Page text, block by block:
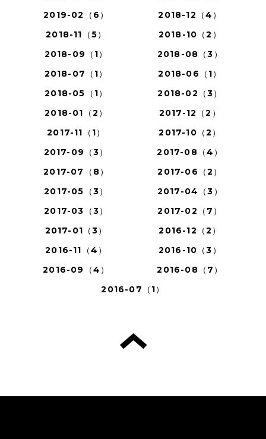
2019-02（6）
2018-12（4）
2018-11（5）
2018-10（2）
2018-09（1）
2018-08（3）
2018-07（1）
2018-06（1）
2018-05（1）
2018-02（3）
2018-01（2）
2017-12（2）
2017-11（1）
2017-10（2）
2017-09（3）
2017-08（4）
2017-07（8）
2017-06（2）
2017-05（3）
2017-04（3）
2017-03（3）
2017-02（7）
2017-01（3）
2016-12（2）
2016-11（4）
2016-10（3）
2016-09（4）
2016-08（7）
2016-07（1）